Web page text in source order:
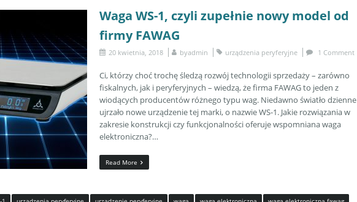
Waga WS-1, czyli zupełnie nowy model od
firmy FAWAG
20 kwietnia, 2018 byadmin urządzenia peryferyjne 1 Comment
Ci, którzy choć trochę śledzą rozwój technologii sprzedaży – zarówno
fiskalnych, jak i peryferyjnych – wiedzą, że firma FAWAG to jeden z
wiodących producentów różnego typu wag. Niedawno światło dzienne
ujrzało nowe urządzenie tej marki, o nazwie WS-1. Jakie rozwiązania w
zakresie konstrukcji czy funkcjonalności oferuje wspomniana waga
elektroniczna?…
Read More